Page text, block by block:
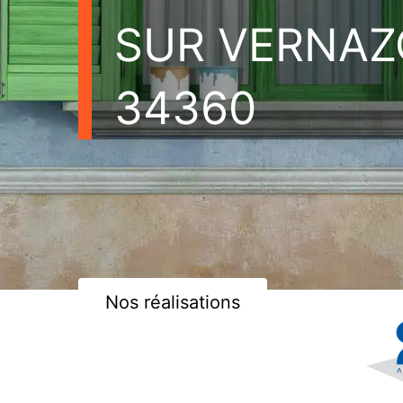
SUR
34360
Nos réalisations